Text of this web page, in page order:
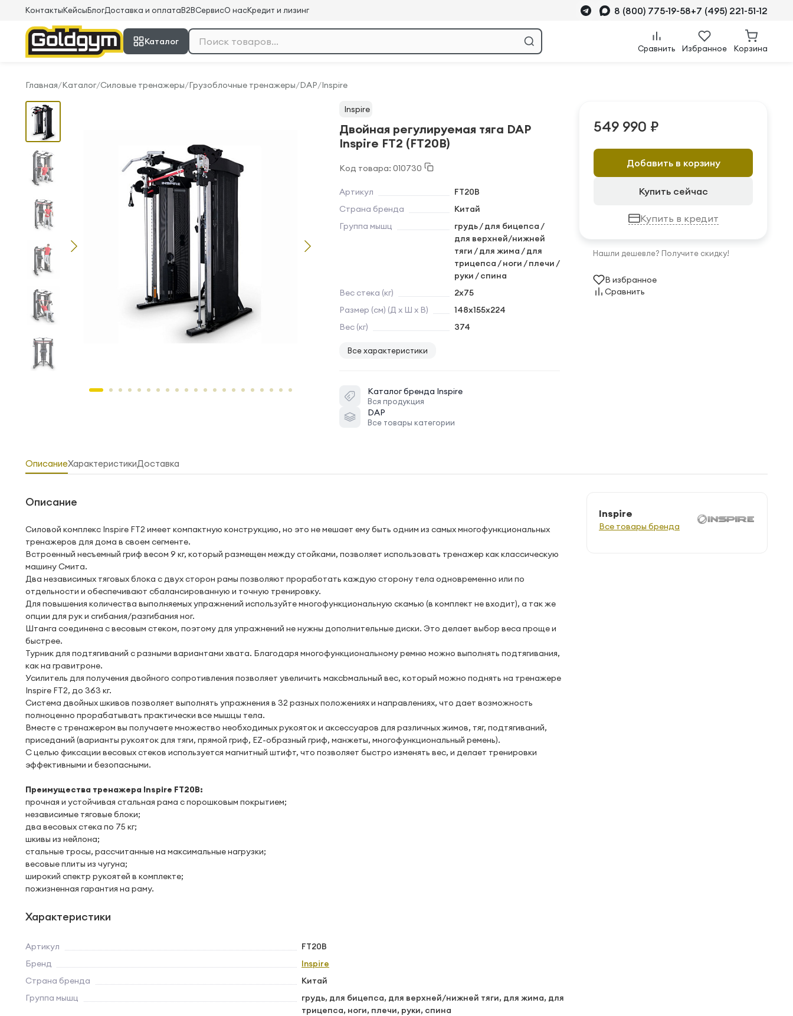
КонтактыКейсыБлогДоставка и оплатаB2BСервисО насКредит и лизинг 8 (800) 775-19-58+7 (495) 221-51-12
Каталог
Сравнить Избранное Корзина
Главная/Каталог/Силовые тренажеры/Грузоблочные тренажеры/DAP/Inspire
Inspire
Двойная регулируемая тяга DAP
Inspire FT2 (FT20B)
Код товара: 010730
Артикул
FT20B
Страна бренда
Китай
Группа мышц
грудь / для бицепса /
для верхней/нижней
тяги / для жима / для
трицепса / ноги / плечи /
руки / спина
Вес стека (кг)
2х75
Размер (см) (Д х Ш х В)
148х155х224
Вес (кг)
374
Все характеристики
Каталог бренда Inspire
Вся продукция
DAP
Все товары категории
549 990 ₽
Добавить в корзину
Купить сейчас
Купить в кредит
Нашли дешевле? Получите скидку!
В избранное
Сравнить
ОписаниеХарактеристикиДоставка
Описание
Силовой комплекс Inspire FT2 имеет компактную конструкцию, но это не мешает ему быть одним из самых многофункциональных
тренажеров для дома в своем сегменте.
Встроенный несъемный гриф весом 9 кг, который размещен между стойками, позволяет использовать тренажер как классическую
машину Смита.
Два независимых тяговых блока с двух сторон рамы позволяют проработать каждую сторону тела одновременно или по
отдельности и обеспечивают сбалансированную и точную тренировку.
Для повышения количества выполняемых упражнений используйте многофункциональную скамью (в комплект не входит), а так же
опции для рук и сгибания/разгибания ног.
Штанга соединена с весовым стеком, поэтому для упражнений не нужны дополнительные диски. Это делает выбор веса проще и
быстрее.
Турник для подтягиваний с разными вариантами хвата. Благодаря многофункциональному ремню можно выполнять подтягивания,
как на гравитроне.
Усилитель для получения двойного сопротивления позволяет увеличить максbмальный вес, который можно поднять на тренажере
Inspire FT2, до 363 кг.
Система двойных шкивов позволяет выполнять упражнения в 32 разных положениях и направлениях, что дает возможность
полноценно прорабатывать практически все мышцы тела.
Вместе с тренажером вы получаете множество необходимых рукояток и аксессуаров для различных жимов, тяг, подтягиваний,
приседаний (варианты рукояток для тяги, прямой гриф, EZ-образный гриф, манжеты, многофункциональный ремень).
С целью фиксации весовых стеков используется магнитный штифт, что позволяет быстро изменять вес, и делает тренировки
эффективными и безопасными.
Преимущества тренажера Inspire FT20В:
прочная и устойчивая стальная рама с порошковым покрытием;
независимые тяговые блоки;
два весовых стека по 75 кг;
шкивы из нейлона;
стальные тросы, рассчитанные на максимальные нагрузки;
весовые плиты из чугуна;
широкий спектр рукоятей в комплекте;
пожизненная гарантия на раму.
Характеристики
Артикул
FT20B
Бренд
Inspire
Страна бренда
Китай
Группа мышц
грудь, для бицепса, для верхней/нижней тяги, для жима, для
трицепса, ноги, плечи, руки, спина
Inspire
Все товары бренда